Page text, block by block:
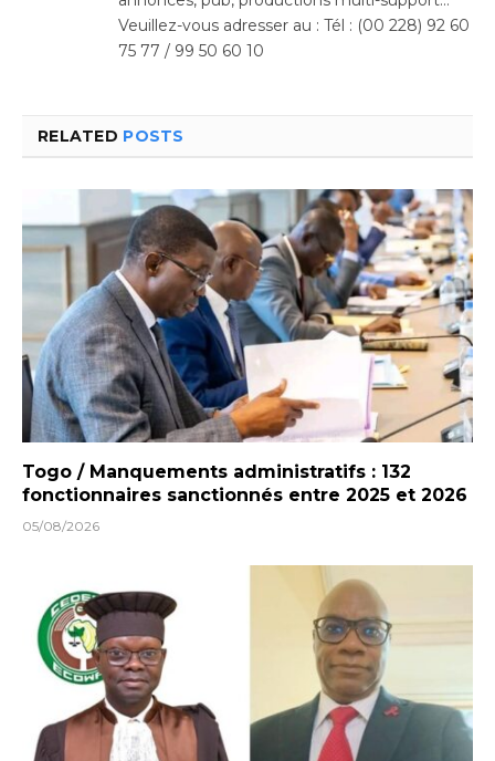
Veuillez-vous adresser au : Tél : (00 228) 92 60
75 77 / 99 50 60 10
RELATED POSTS
Togo / Manquements administratifs : 132
fonctionnaires sanctionnés entre 2025 et 2026
05/08/2026